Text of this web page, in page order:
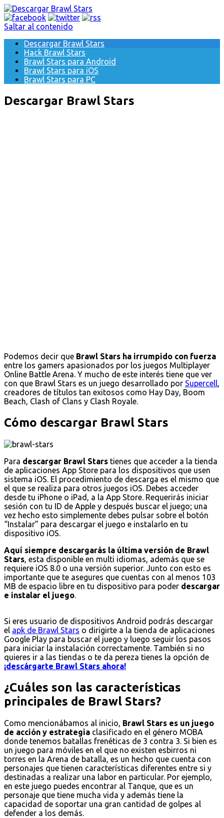
Saltar al contenido
Descargar Brawl Stars
Hack Brawl Stars
Brawl Stars para Android
Brawl Stars para iOS
Brawl Stars para PC
Descargar Brawl Stars
Podemos decir que Brawl Stars ha irrumpido con fuerza
entre los gamers apasionados por los juegos Multiplayer
Online Battle Arena. Y mucho de este interés tiene que ver
con que Brawl Stars es un juego desarrollado por Supercell,
creadores de títulos tan exitosos como Hay Day, Boom
Beach, Clash of Clans y Clash Royale.
Cómo descargar Brawl Stars
Para descargar Brawl Stars tienes que acceder a la tienda
de aplicaciones App Store para los dispositivos que usen
sistema iOS. El procedimiento de descarga es el mismo que
el que se realiza para otros juegos iOS. Debes acceder
desde tu iPhone o iPad, a la App Store. Requerirás iniciar
sesión con tu ID de Apple y después buscar el juego; una
vez hecho esto simplemente debes pulsar sobre el botón
“Instalar” para descargar el juego e instalarlo en tu
dispositivo iOS.
Aquí siempre descargarás la última versión de Brawl
Stars, esta disponible en multi idiomas, además que se
requiere iOS 8.0 o una versión superior. Junto con esto es
importante que te asegures que cuentas con al menos 103
MB de espacio libre en tu dispositivo para poder descargar
e instalar el juego.
Si eres usuario de dispositivos Android podrás descargar
el apk de Brawl Stars o dirigirte a la tienda de aplicaciones
Google Play para buscar el juego y luego seguir los pasos
para iniciar la instalación correctamente. También si no
quieres ir a las tiendas o te da pereza tienes la opción de
¡descárgarte Brawl Stars ahora!
¿Cuáles son las características
principales de Brawl Stars?
Como mencionábamos al inicio, Brawl Stars es un juego
de acción y estrategia clasificado en el género MOBA
donde tenemos batallas frenéticas de 3 contra 3. Si bien es
un juego para móviles en el que no existen esbirros ni
torres en la Arena de batalla, es un hecho que cuenta con
personajes que tienen características diferentes entre si y
destinadas a realizar una labor en particular. Por ejemplo,
en este juego puedes encontrar al Tanque, que es un
personaje que tiene mucha vida y además tiene la
capacidad de soportar una gran cantidad de golpes al
defender a los demás.